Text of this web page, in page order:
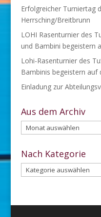
Erfolgreicher Turniertag
Herrsching/Breitbrunn
LOHI Rasenturnier des
und Bambini begeistern
Lohi-Rasenturnier des
Bambinis begeistern auf
Einladung zur
Aus dem Archiv
Aus
dem
Archiv
Nach Kategorie
Nach
Kategorie